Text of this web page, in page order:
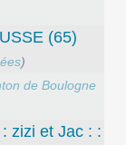
(65)
)
de Boulogne
zizi et Jac : :